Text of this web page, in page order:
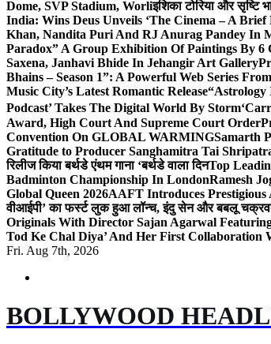
Dome, SVP Stadium, Worliइशिका टोरिया और सृष्टि
India: Wins Deus Unveils ‘The Cinema – A
Khan, Nandita Puri And RJ Anurag Pandey In
Paradox” A Group Exhibition Of Paintings By
Saxena, Janhavi Bhide In Jehangir Art Gallery
Bhains – Season 1”: A Powerful Web Series
Music City’s Latest Romantic Release“Astrology
Podcast’ Takes The Digital World By Storm
Award, High Court And Supreme Court Order
Convention On GLOBAL WARMINGSamarth
Gratitude to Producer Sanghamitra Tai
रिलीज किया बर्थडे एंथम गाना ‘बर्थडे वाला दिनTop
Badminton Championship In LondonRamesh
Global Queen 2026AAFT Introduces
वीआईपी’ का फर्स्ट लुक हुआ लॉन्च, इंदु सेन और बबलू
Originals With Director Sajan Agarwal
Tod Ke Chal Diya’ And Her First Collaboration
Fri. Aug 7th, 2026
BOLLYWOOD